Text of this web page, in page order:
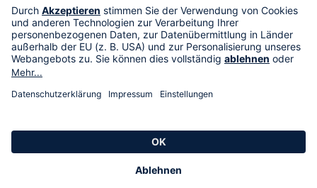
HSE International